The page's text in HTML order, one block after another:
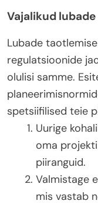
Vajalikud
Lubade
regulatsioonide
olulisi samme.
spetsiifilised teie
Uurige
oma
piiranguid.
Valmistage
mis vastab